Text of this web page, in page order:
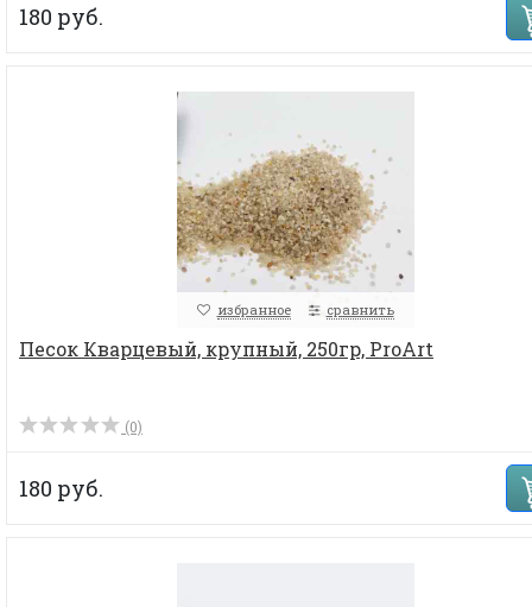
180 руб.
избранное сравнить
Песок Кварцевый, крупный, 250гр, ProArt
(0)
180 руб.